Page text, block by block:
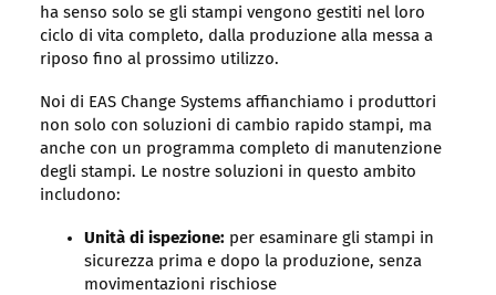
ha senso solo se gli stampi vengono gestiti nel loro
ciclo di vita completo, dalla produzione alla messa a
riposo fino al prossimo utilizzo.
Noi di EAS Change Systems affianchiamo i produttori
non solo con soluzioni di cambio rapido stampi, ma
anche con un programma completo di manutenzione
degli stampi. Le nostre soluzioni in questo ambito
includono:
Unità di ispezione:per esaminare gli stampi in
sicurezza prima e dopo la produzione, senza
movimentazioni rischiose